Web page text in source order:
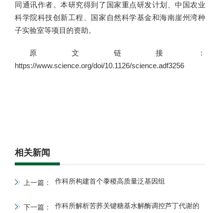
同通讯作者。本研究得到了国家重点研发计划、中国农业
科学院科技创新工程、国家自然科学基金和海南崖州湾种
子实验室等项目的资助。
原文链接：
https://www.science.org/doi/10.1126/science.adf3256
相关新闻
上一篇： 作科所构建首个黍稷高质量泛基因组
下一篇：
作科所解析苦荞关键糖基水解酶调控芦丁代谢的